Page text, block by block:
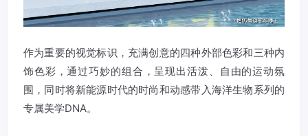
作为重要的视觉标识，充满创意的四种外部色彩和三种内
饰色彩，通过巧妙的组合，呈现出活泼、自由的运动氛
围，同时将新能源时代的时尚和动感带入海洋生物系列的
专属美学DNA。